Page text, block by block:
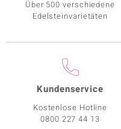
Über 500 verschiedene
Edelsteinvarietäten
Kundenservice
Kostenlose Hotline
0800 227 44 13